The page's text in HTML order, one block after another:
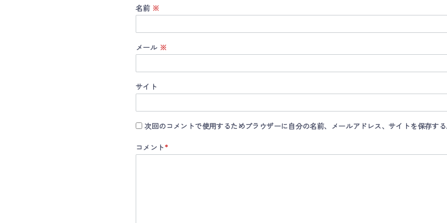
名前 ※
メール ※
サイト
次回のコメントで使用するためブラウザーに自分の名前、メールアドレス、サイトを保存す
コメント*